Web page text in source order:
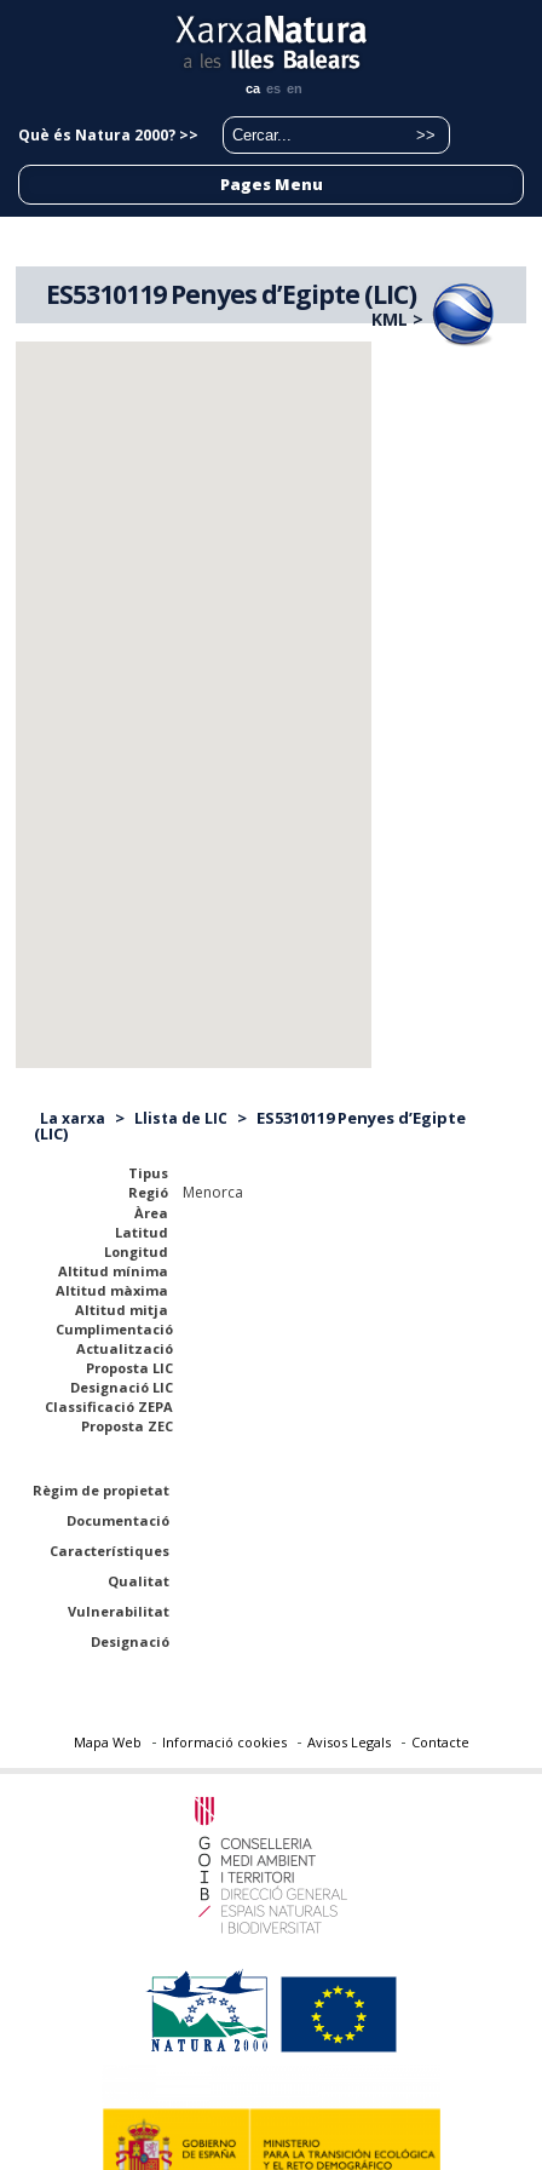
ca es en
Què és Natura 2000? >>
Pages Menu
ES5310119 Penyes d’Egipte (LIC)
KML >
La xarxa > Llista de LIC > ES5310119 Penyes d’Egipte
(LIC)
Tipus
Regió
Menorca
Àrea
Latitud
Longitud
Altitud mínima
Altitud màxima
Altitud mitja
Cumplimentació
Actualització
Proposta LIC
Designació LIC
Classificació ZEPA
Proposta ZEC
Règim de propietat
Documentació
Característiques
Qualitat
Vulnerabilitat
Designació
Mapa Web Informació cookies Avisos Legals Contacte